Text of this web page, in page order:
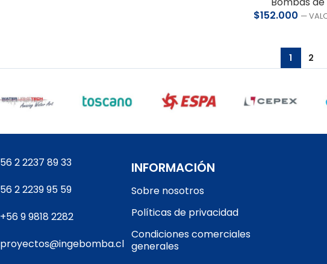
$152.000 —
1 2
56 2 2237 89 33
56 2 2239 95 59
+56 9 9818 2282
proyectos@ingebomba.cl
INFORMACIÓN
Sobre nosotros
Políticas de privacidad
Condiciones comerciales
generales